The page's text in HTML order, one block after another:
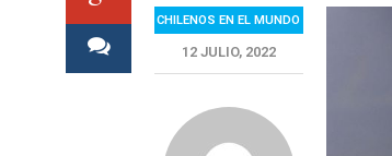
CHILENOS EN EL MUNDO
12 JULIO, 2022